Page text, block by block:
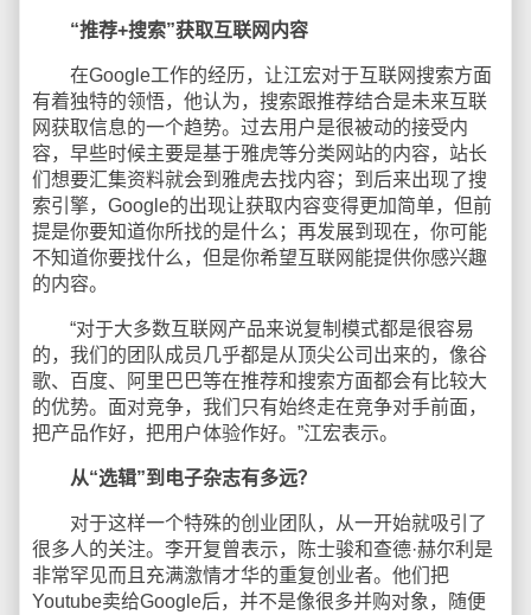
“推荐+搜索”获取互联网内容
在Google工作的经历，让江宏对于互联网搜索方面
有着独特的领悟，他认为，搜索跟推荐结合是未来互联
网获取信息的一个趋势。过去用户是很被动的接受内
容，早些时候主要是基于雅虎等分类网站的内容，站长
们想要汇集资料就会到雅虎去找内容；到后来出现了搜
索引擎，Google的出现让获取内容变得更加简单，但前
提是你要知道你所找的是什么；再发展到现在，你可能
不知道你要找什么，但是你希望互联网能提供你感兴趣
的内容。
“对于大多数互联网产品来说复制模式都是很容易
的，我们的团队成员几乎都是从顶尖公司出来的，像谷
歌、百度、阿里巴巴等在推荐和搜索方面都会有比较大
的优势。面对竞争，我们只有始终走在竞争对手前面，
把产品作好，把用户体验作好。”江宏表示。
从“选辑”到电子杂志有多远？
对于这样一个特殊的创业团队，从一开始就吸引了
很多人的关注。李开复曾表示，陈士骏和查德·赫尔利是
非常罕见而且充满激情才华的重复创业者。他们把
Youtube卖给Google后，并不是像很多并购对象，随便